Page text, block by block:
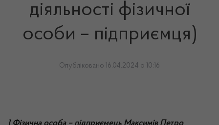
діяльності фізичної
особи – підприємця)
Опубліковано 16.04.2024 о 10:16